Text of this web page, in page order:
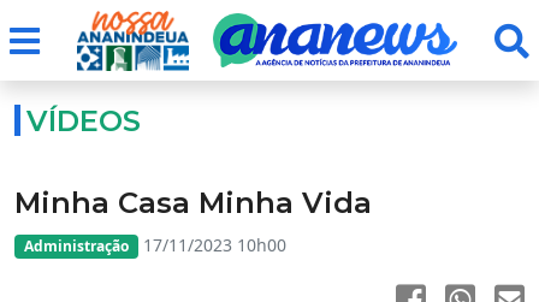
VÍDEOS
Minha Casa Minha Vida
Administração 17/11/2023 10h00